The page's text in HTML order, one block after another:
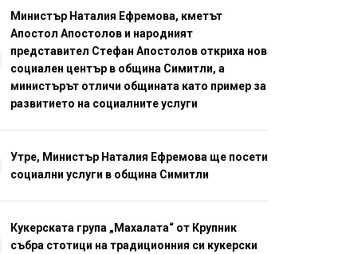
Министър Наталия Ефремова, кметът
Апостол Апостолов и народният
представител Стефан Апостолов откриха нов
социален център в община Симитли, а
министърът отличи общината като пример за
развитието на социалните услуги
Утре, Министър Наталия Ефремова ще посети
социални услуги в община Симитли
Кукерската група „Махалата“ от Крупник
събра стотици на традиционния си кукерски